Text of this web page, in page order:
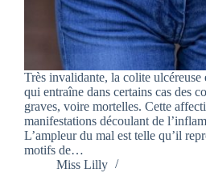
Très invalidante, la colite ulcéreuse
qui entraîne dans certains cas des
graves, voire mortelles. Cette
manifestations découlant de
L’ampleur du mal est telle qu’il
motifs de…
Miss Lilly